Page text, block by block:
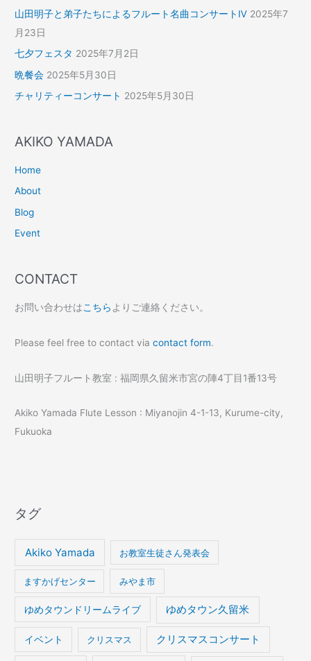
山田明子と弟子たちによるフルート名曲コンサートⅣ 2025年7
月23日
七夕フェスタ 2025年7月2日
晩餐会 2025年5月30日
チャリティーコンサート 2025年5月30日
AKIKO YAMADA
Home
About
Blog
Event
CONTACT
お問い合わせはこちら よりご連絡ください。
Please feel free to contact viacontact form.
山田明子フルート教室 : 福岡県久留米市宮の陣4丁目1番13号
Akiko Yamada Flute Lesson : Miyanojin 4-1-13, Kurume-city,
Fukuoka
タグ
Akiko Yamada お教室生徒さん発表会
ますかげセンター みやま市
ゆめタウンドリームライブ ゆめタウン久留米
イベント クリスマス クリスマスコンサート